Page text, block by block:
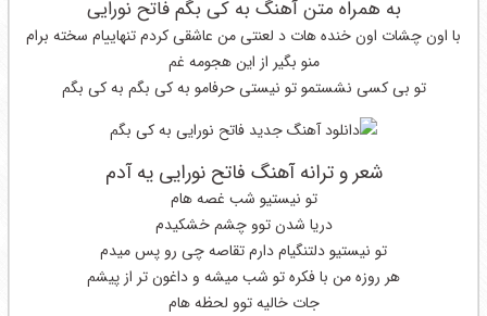
به همراه متن آهنگ به کی بگم فاتح نورایی
با اون چشات اون خنده هات د لعنتی من عاشقی کردم تنهاییام سخته برام
منو بگیر از این هجومه غم
تو بی کسی نشستمو تو نیستی حرفامو به کی بگم به کی بگم
شعر و ترانه آهنگ فاتح نورایی یه آدم
تو نیستیو شب غصه هام
دریا شدن توو چشم خشکیدم
تو نیستیو دلتنگیام دارم تقاصه چی رو پس میدم
هر روزه من با فکره تو شب میشه و داغون تر از پیشم
جات خالیه توو لحظه هام